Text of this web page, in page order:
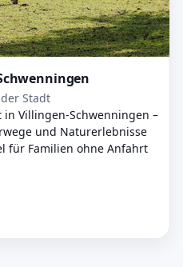
Stadt
Villingen-Schwenningen –
und Naturerlebnisse
für Familien ohne Anfahrt